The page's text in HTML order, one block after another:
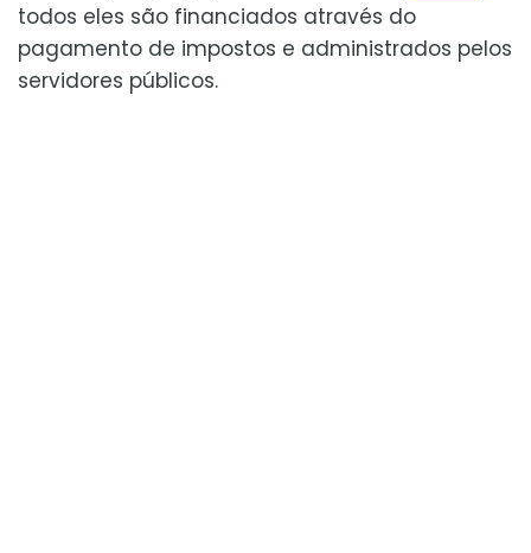
todos eles são financiados através do
pagamento de impostos e administrados pelos
servidores públicos.